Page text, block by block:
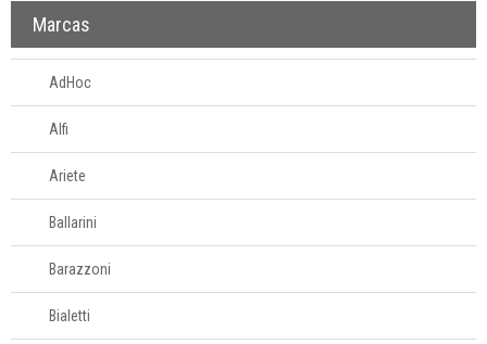
Quebra-nozes
Raladores
Saleiros
Tábuas para corte
cozinha
Tesouras de
alimentos
Acessórios para
organizar
Marcas
AdHoc
Alfi
Ariete
Ballarini
Barazzoni
Bialetti